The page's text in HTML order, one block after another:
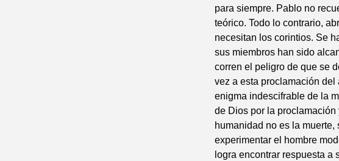
para siempre. Pablo no
teórico. Todo lo contrario,
necesitan los corintios. Se
sus miembros han sido
corren el peligro de que se
vez a esta proclamación del
enigma indescifrable de la
de Dios por la
humanidad no es la
experimentar el hombre
logra encontrar respuesta a